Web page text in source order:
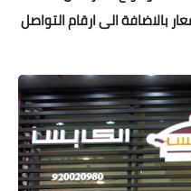
بالاضافة الى ارقام التواصل